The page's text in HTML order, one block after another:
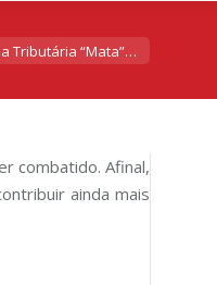
Tributária “Mata”…
combatido. Afinal,
ainda mais